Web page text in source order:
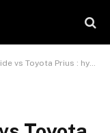
: hybrides compactes chez les généralistes